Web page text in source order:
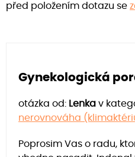
před položením dotazu se
Gynekologická
otázka od: Lenka v
nerovnováha
Poprosim Vas o radu,